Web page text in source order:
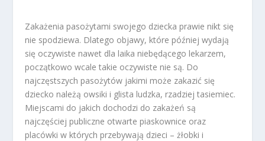
Zakażenia pasożytami swojego dziecka prawie nikt się
nie spodziewa. Dlatego objawy, które później wydają
się oczywiste nawet dla laika niebędącego lekarzem,
początkowo wcale takie oczywiste nie są. Do
najczęstszych pasożytów jakimi może zakazić się
dziecko należą owsiki i glista ludzka, rzadziej tasiemiec.
Miejscami do jakich dochodzi do zakażeń są
najczęściej publiczne otwarte piaskownice oraz
placówki w których przebywają dzieci – żłobki i